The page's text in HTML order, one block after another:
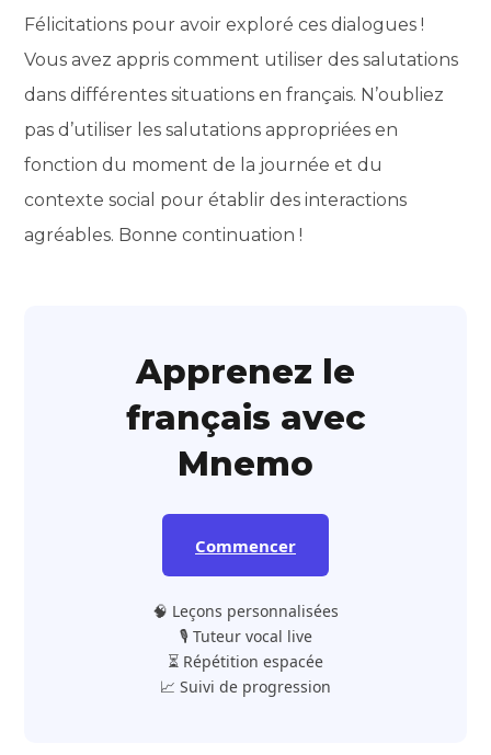
Félicitations pour avoir exploré ces dialogues !
Vous avez appris comment utiliser des salutations
dans différentes situations en français. N’oubliez
pas d’utiliser les salutations appropriées en
fonction du moment de la journée et du
contexte social pour établir des interactions
agréables. Bonne continuation !
Apprenez le
français avec
Mnemo
Commencer
🧠 Leçons personnalisées
🎙️ Tuteur vocal live
⏳ Répétition espacée
📈 Suivi de progression